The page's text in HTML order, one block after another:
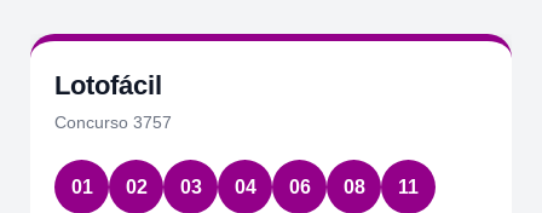
Lotofácil
Concurso 3757
01 02 03 04 06 08 11